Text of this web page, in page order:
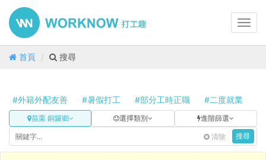
首頁 搜尋
#外籍外配友善 #暑假打工 #部分工時正職 #二度就業
苗栗 銅鑼鄉 選擇類別 進階篩選
清除 搜尋